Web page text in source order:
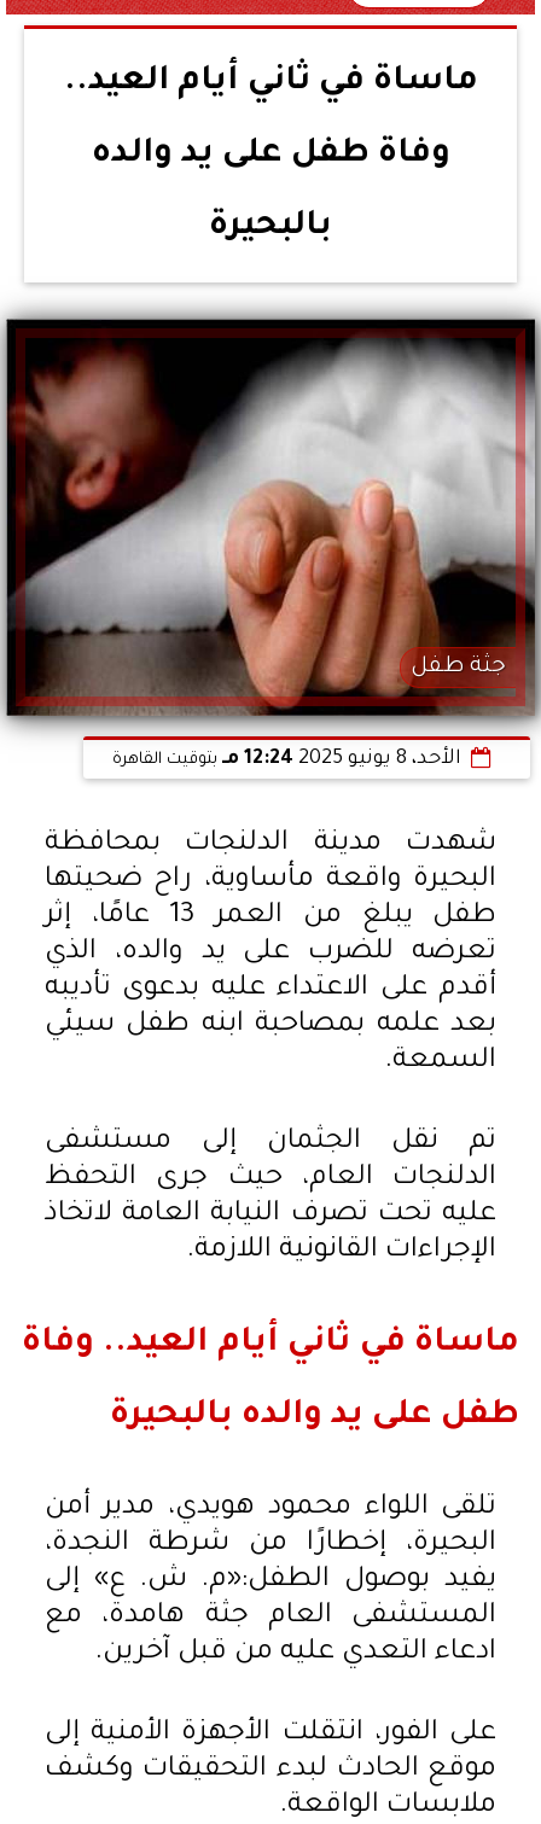
ماساة في ثاني أيام العيد..
وفاة طفل على يد والده
بالبحيرة
جثة طفل
الأحد، 8 يونيو 2025 12:24 مـ بتوقيت القاهرة
شهدت مدينة الدلنجات بمحافظة
البحيرة واقعة مأساوية، راح ضحيتها
طفل يبلغ من العمر 13 عامًا، إثر
تعرضه للضرب على يد والده، الذي
أقدم على الاعتداء عليه بدعوى تأديبه
بعد علمه بمصاحبة ابنه طفل سيئي
السمعة.
تم نقل الجثمان إلى مستشفى
الدلنجات العام، حيث جرى التحفظ
عليه تحت تصرف النيابة العامة لاتخاذ
الإجراءات القانونية اللازمة.
ماساة في ثاني أيام العيد.. وفاة
طفل على يد والده بالبحيرة
تلقى اللواء محمود هويدي، مدير أمن
البحيرة، إخطارًا من شرطة النجدة،
يفيد بوصول الطفل:«م. ش. ع» إلى
المستشفى العام جثة هامدة، مع
ادعاء التعدي عليه من قبل آخرين.
على الفور، انتقلت الأجهزة الأمنية إلى
موقع الحادث لبدء التحقيقات وكشف
ملابسات الواقعة.